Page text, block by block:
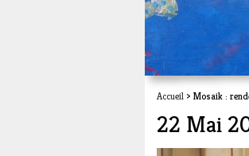
Accueil > Mosaik :
22 Mai